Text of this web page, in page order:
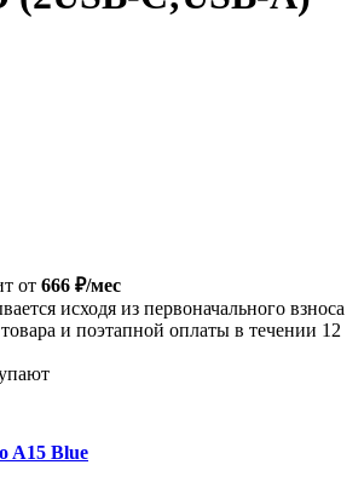
от 666 ₽/мес
исходя из первоначального взноса
и поэтапной оплаты в течении 12
A15 Blue